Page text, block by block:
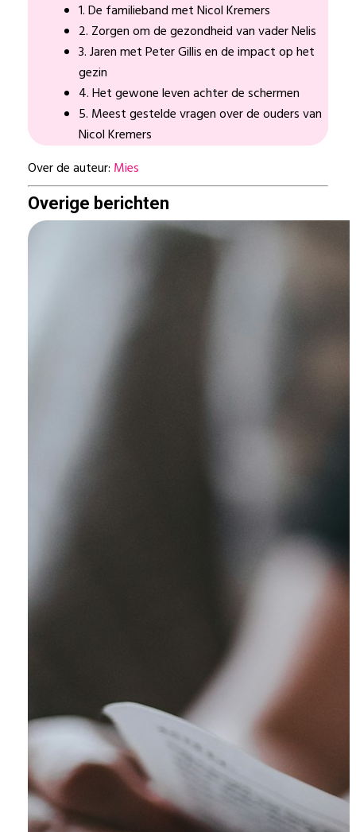
1. De familieband met Nicol Kremers
2. Zorgen om de gezondheid van vader Nelis
3. Jaren met Peter Gillis en de impact op het
gezin
4. Het gewone leven achter de schermen
5. Meest gestelde vragen over de ouders van
Nicol Kremers
Over de auteur: Mies
Overige berichten